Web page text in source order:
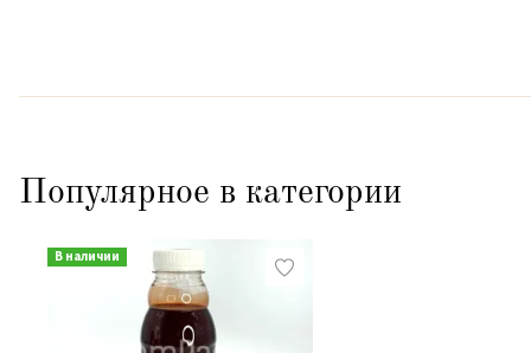
Популярное в категории
В наличии